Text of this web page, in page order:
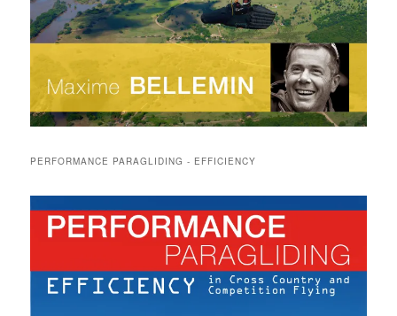
PERFORMANCE PARAGLIDING - EFFICIENCY